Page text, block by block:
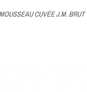
CUVÉE J.M. BRUT